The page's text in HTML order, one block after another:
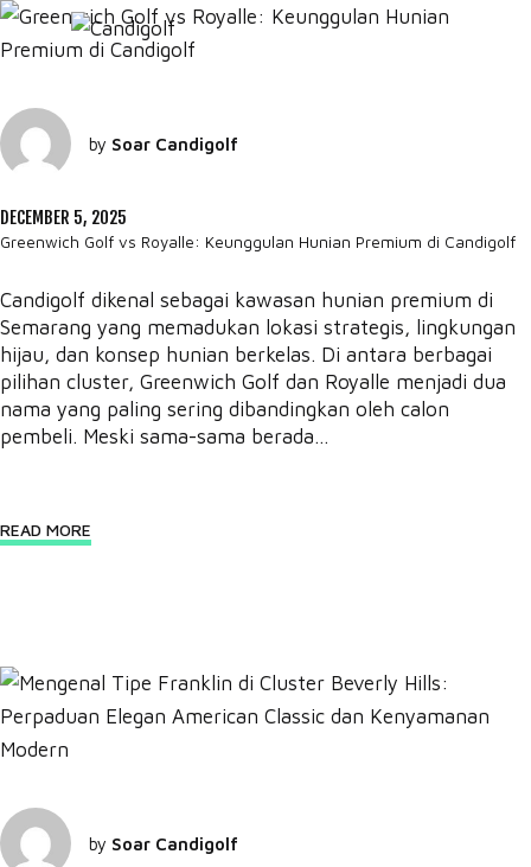
by Soar Candigolf
DECEMBER 5, 2025
Greenwich Golf vs Royalle: Keunggulan Hunian Premium di Candigolf
Candigolf dikenal sebagai kawasan hunian premium di
Semarang yang memadukan lokasi strategis, lingkungan
hijau, dan konsep hunian berkelas. Di antara berbagai
pilihan cluster, Greenwich Golf dan Royalle menjadi dua
nama yang paling sering dibandingkan oleh calon
pembeli. Meski sama-sama berada...
READ MORE
by Soar Candigolf